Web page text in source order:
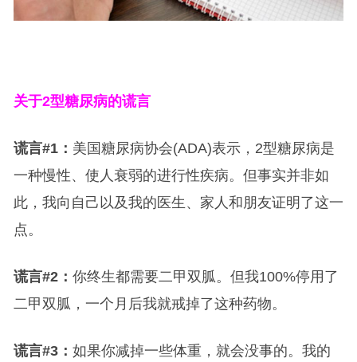
关于2型糖尿病的谎言
谎言#1： 美国糖尿病协会(ADA)表示，2型糖尿病是
一种慢性、使人衰弱的进行性疾病。但事实并非如
此，我向自己以及我的医生、家人和朋友证明了这一
点。
谎言#2： 你终生都需要二甲双胍。但我100%停用了
二甲双胍，一个月后我就戒掉了这种药物。
谎言#3： 如果你减掉一些体重，就会没事的。我的